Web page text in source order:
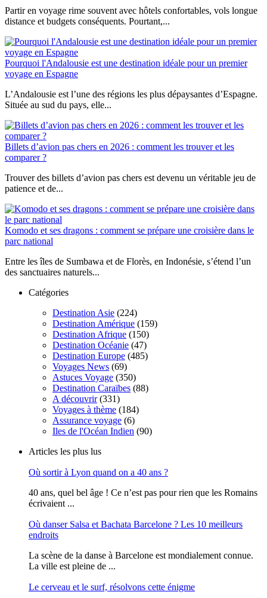
Partir en voyage rime souvent avec hôtels confortables, vols longue
distance et budgets conséquents. Pourtant,...
Pourquoi l'Andalousie est une destination idéale pour un premier
voyage en Espagne
L’Andalousie est l’une des régions les plus dépaysantes d’Espagne.
Située au sud du pays, elle...
Billets d’avion pas chers en 2026 : comment les trouver et les
comparer ?
Trouver des billets d’avion pas chers est devenu un véritable jeu de
patience et de...
Komodo et ses dragons : comment se prépare une croisière dans le
parc national
Entre les îles de Sumbawa et de Florès, en Indonésie, s’étend l’un
des sanctuaires naturels...
Catégories
Destination Asie (224)
Destination Amérique (159)
Destination Afrique (150)
Destination Océanie (47)
Destination Europe (485)
Voyages News (69)
Astuces Voyage (350)
Destination Caraïbes (88)
A découvrir(331)
Voyages à thème (184)
Assurance voyage (6)
Iles de l'Océan Indien (90)
Articles les plus lus
Où sortir à Lyon quand on a 40 ans ?
40 ans, quel bel âge ! Ce n’est pas pour rien que les Romains
écrivaient ...
Où danser Salsa et Bachata Barcelone ? Les 10 meilleurs
endroits
La scène de la danse à Barcelone est mondialement connue.
La ville est pleine de ...
Le cerveau et le surf, résolvons cette énigme